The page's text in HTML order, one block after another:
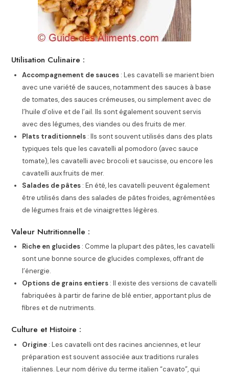
Utilisation Culinaire :
Accompagnement de sauces : Les cavatelli se marient bien
avec une variété de sauces, notamment des sauces à base
de tomates, des sauces crémeuses, ou simplement avec de
l’huile d’olive et de l’ail. Ils sont également souvent servis
avec des légumes, des viandes ou des fruits de mer.
Plats traditionnels : Ils sont souvent utilisés dans des plats
typiques tels que les cavatelli al pomodoro (avec sauce
tomate), les cavatelli avec brocoli et saucisse, ou encore les
cavatelli aux fruits de mer.
Salades de pâtes : En été, les cavatelli peuvent également
être utilisés dans des salades de pâtes froides, agrémentées
de légumes frais et de vinaigrettes légères.
Valeur Nutritionnelle :
Riche en glucides : Comme la plupart des pâtes, les cavatelli
sont une bonne source de glucides complexes, offrant de
l’énergie.
Options de grains entiers : Il existe des versions de cavatelli
fabriquées à partir de farine de blé entier, apportant plus de
fibres et de nutriments.
Culture et Histoire :
Origine : Les cavatelli ont des racines anciennes, et leur
préparation est souvent associée aux traditions rurales
italiennes. Leur nom dérive du terme italien “cavato”, qui